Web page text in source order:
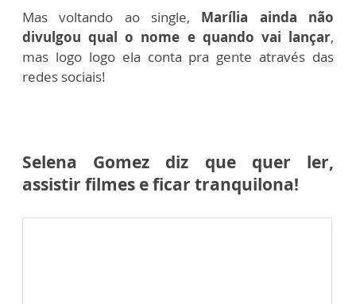
Mas voltando ao single, Marília ainda não
divulgou qual o nome e quando vai lançar,
mas logo logo ela conta pra gente através das
redes sociais!
Selena Gomez diz que quer ler,
assistir filmes e ficar tranquilona!